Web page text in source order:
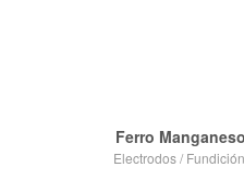
Ferro
Electrodos/